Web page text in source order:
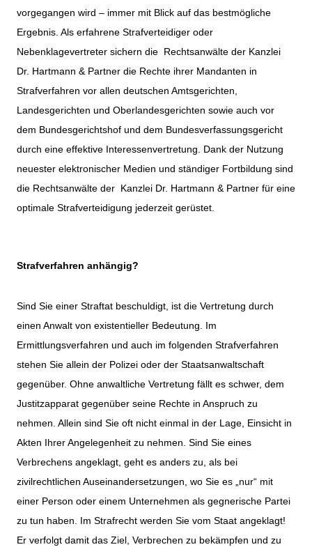
vorgegangen wird – immer mit Blick auf das bestmögliche
Ergebnis. Als erfahrene Strafverteidiger oder
Nebenklagevertreter sichern die Rechtsanwälte der Kanzlei
Dr. Hartmann & Partner die Rechte ihrer Mandanten in
Strafverfahren vor allen deutschen Amtsgerichten,
Landesgerichten und Oberlandesgerichten sowie auch vor
dem Bundesgerichtshof und dem Bundesverfassungsgericht
durch eine effektive Interessenvertretung. Dank der Nutzung
neuester elektronischer Medien und ständiger Fortbildung sind
die Rechtsanwälte der Kanzlei Dr. Hartmann & Partner für eine
optimale Strafverteidigung jederzeit gerüstet.
Strafverfahren anhängig?
Sind Sie einer Straftat beschuldigt, ist die Vertretung durch
einen Anwalt von existentieller Bedeutung. Im
Ermittlungsverfahren und auch im folgenden Strafverfahren
stehen Sie allein der Polizei oder der Staatsanwaltschaft
gegenüber. Ohne anwaltliche Vertretung fällt es schwer, dem
Justitzapparat gegenüber seine Rechte in Anspruch zu
nehmen. Allein sind Sie oft nicht einmal in der Lage, Einsicht in
Akten Ihrer Angelegenheit zu nehmen. Sind Sie eines
Verbrechens angeklagt, geht es anders zu, als bei
zivilrechtlichen Auseinandersetzungen, wo Sie es „nur“ mit
einer Person oder einem Unternehmen als gegnerische Partei
zu tun haben. Im Strafrecht werden Sie vom Staat angeklagt!
Er verfolgt damit das Ziel, Verbrechen zu bekämpfen und zu